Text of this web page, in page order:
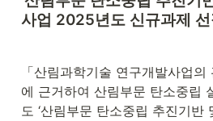
사업 2025년도 신규과제
「산림과학기술 연구개발사업의
에 근거하여 산림부문 탄소중립
도 ‘산림부문 탄소중립 추진기반